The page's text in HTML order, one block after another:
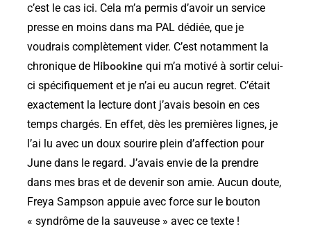
c’est le cas ici. Cela m’a permis d’avoir un service
presse en moins dans ma PAL dédiée, que je
voudrais complètement vider. C’est notamment la
chronique de Hibookine qui m’a motivé à sortir celui-
ci spécifiquement et je n’ai eu aucun regret. C’était
exactement la lecture dont j’avais besoin en ces
temps chargés. En effet, dès les premières lignes, je
l’ai lu avec un doux sourire plein d’affection pour
June dans le regard. J’avais envie de la prendre
dans mes bras et de devenir son amie. Aucun doute,
Freya Sampson appuie avec force sur le bouton
« syndrôme de la sauveuse » avec ce texte !